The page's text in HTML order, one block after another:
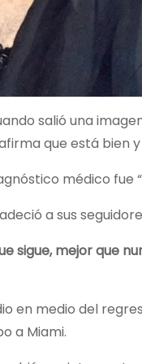
salió una
que está bien
médico fue
a sus
sigue, mejor que
en medio del
a Miami.